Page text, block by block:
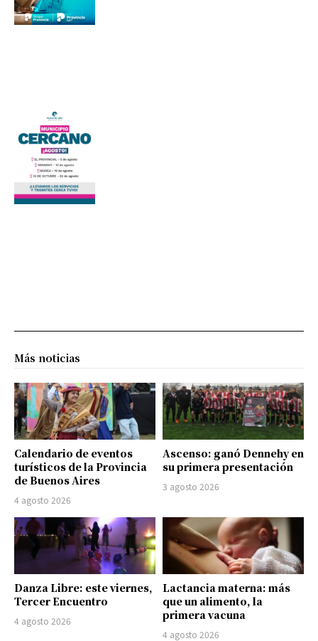
Más noticias
Calendario de eventos
turísticos de la Provincia
de Buenos Aires
4 agosto 2026
Ascenso: ganó Dennehy en
su primera presentación
3 agosto 2026
Danza Libre: este viernes,
Tercer Encuentro
4 agosto 2026
Lactancia materna: más
que un alimento, la
primera vacuna
4 agosto 2026